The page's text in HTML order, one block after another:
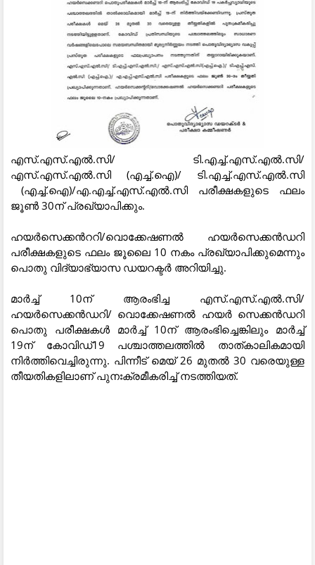
എസ്.എസ്.എൽ.സി/ ടി.എച്ച്.എസ്.എൽ.സി/
എസ്.എസ്.എൽ.സി (എച്ച്.ഐ)/ ടി.എച്ച്.എസ്.എൽ.സി
(എച്ച്.ഐ)/എ.എച്ച്.എസ്.എൽ.സി പരീക്ഷകളുടെ ഫലം
ജൂൺ 30ന് പ്രഖ്യാപിക്കും.
ഹയർസെക്കൻററി/വൊക്കേഷണൽ ഹയർസെക്കൻഡറി
പരീക്ഷകളുടെ ഫലം ജൂലൈ 10 നകം പ്രഖ്യാപിക്കുമെന്നും
പൊതു വിദ്യാഭ്യാസ ഡയറക്ടർ അറിയിച്ചു.
മാർച്ച് 10ന് ആരംഭിച്ച എസ്.എസ്.എൽ.സി/
ഹയർസെക്കൻഡറി/ വൊക്കേഷണൽ ഹയർ സെക്കൻഡറി
പൊതു പരീക്ഷകൾ മാർച്ച് 10ന് ആരംഭിച്ചെങ്കിലും മാർച്ച്
19ന് കോവിഡ്19 പശ്ചാത്തലത്തിൽ താത്കാലികമായി
നിർത്തിവെച്ചിരുന്നു. പിന്നീട് മെയ് 26 മുതൽ 30 വരെയുള്ള
തീയതികളിലാണ് പുനഃക്രമീകരിച്ച് നടത്തിയത്.